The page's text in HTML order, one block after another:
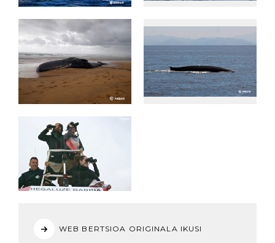
WEB BERTSIOA ORIGINALA IKUSI